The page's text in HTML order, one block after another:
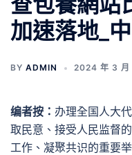
加速落地_
BY ADMIN 2024 年 3 月
编者按： 办理全国人大
取民意、接受人民监督
工作、凝聚共识的重要举